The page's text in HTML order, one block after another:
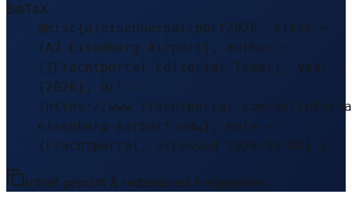
BibTeX
@misc{ajeisenbergairport2026, title =
{AJ Eisenberg Airport}, author =
{{Frachtportal Editorial Team}}, year =
{2026}, url =
{https://www.frachtportal.com/de/
eisenberg-airport-odw}, note =
{Frachtportal, accessed 2026-08-04} }
Inhalt geprüft & redaktionell freigegeben.